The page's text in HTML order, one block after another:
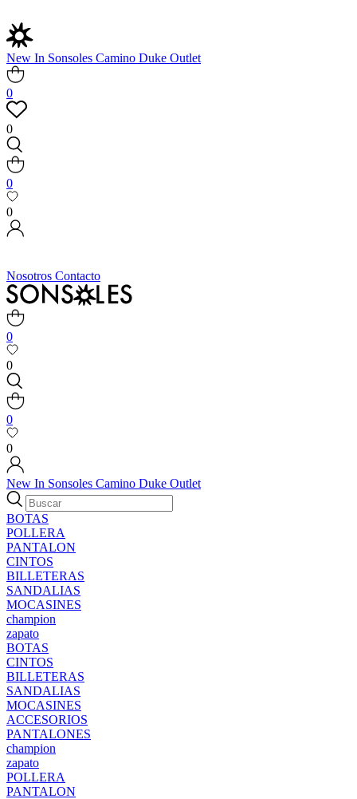
New In Sonsoles Camino Duke Outlet
0
0
0
0
Nosotros Contacto
0
0
0
0
New In Sonsoles Camino Duke Outlet
BOTAS
POLLERA
PANTALON
CINTOS
BILLETERAS
SANDALIAS
MOCASINES
champion
zapato
BOTAS
CINTOS
BILLETERAS
SANDALIAS
MOCASINES
ACCESORIOS
PANTALONES
champion
zapato
POLLERA
PANTALON